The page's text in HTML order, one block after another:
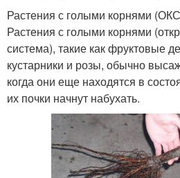
Растения с голыми корнями
Растения с голыми корнями
система), такие как фруктовые
кустарники и розы, обычно
когда они еще находятся в
их почки начнут набухать.